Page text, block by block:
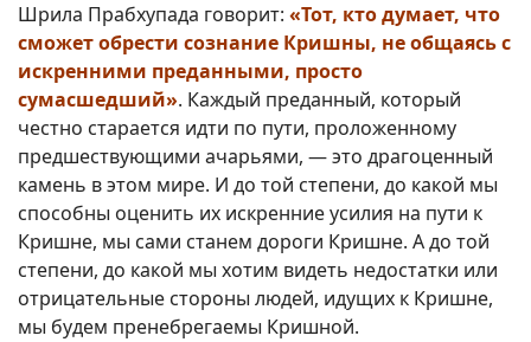
Шрила Прабхупада говорит: «Тот, кто думает, что
сможет обрести сознание Кришны, не общаясь с
искренними преданными, просто
сумасшедший». Каждый преданный, который
честно старается идти по пути, проложенному
предшествующими ачарьями, — это драгоценный
камень в этом мире. И до той степени, до какой мы
способны оценить их искренние усилия на пути к
Кришне, мы сами станем дороги Кришне. А до той
степени, до какой мы хотим видеть недостатки или
отрицательные стороны людей, идущих к Кришне,
мы будем пренебрегаемы Кришной.